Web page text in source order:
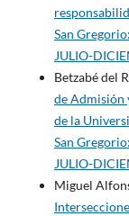
San
JULIO-
Betzabé del
de Admisión
de la
San
JULIO-
Miguel